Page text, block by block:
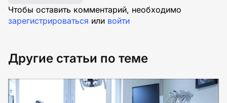
Чтобы оставить комментарий, необходимо
зарегистрироваться или войти
Другие статьи по теме